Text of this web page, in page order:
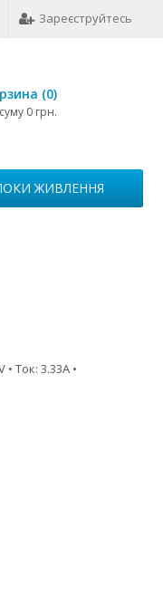
Зареєструйтесь
(0)
0 грн.
ЖИВЛЕННЯ
Ток: 3.33A •